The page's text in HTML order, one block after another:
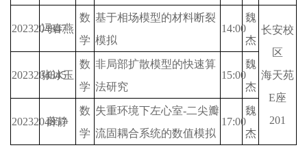
2023204847
冯春燕
数
学
基于相场模型的材料断裂
模拟
14:00
魏
杰
长安校
区
海天苑
E座
201
2023204845
张冰玉
数
学
非局部扩散模型的快速算
法研究
15:00
魏
杰
2023204857
薛静
数
学
失重环境下左心室-二尖瓣
流固耦合系统的数值模拟
17:00
魏
杰